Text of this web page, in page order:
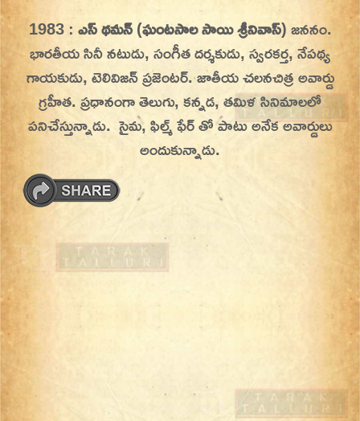
Skip
content
On This Day
Today in History | On This Day | This Day in
History | Today in India | What Happened
Today in India | Charitralo eroju | charitra lo
eroju |
1983 :ఎస్ థమన్(ఘంటసాల సాయి శ్రీనివాస్) జననం.
భారతీయ సినీ నటుడు, సంగీత దర్శకుడు, స్వరకర్త, నేపథ్య
గాయకుడు, టెలివిజన్ ప్రజెంటర్. జాతీయ చలనచిత్ర అవార్డు
గ్రహీత.ప్రధానంగా తెలుగు, కన్నడ, తమిళ సినిమాలలో
పనిచేస్తున్నాడు. సైమ, ఫిల్మ్ ఫేర్ తో పాటు అనేక అవార్డులు
అందుకున్నాడు.